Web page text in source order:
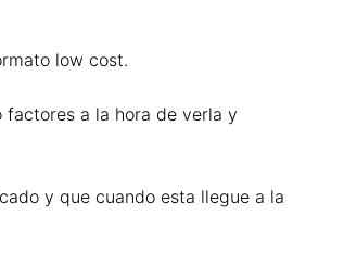
low cost.
factores a la hora de verla y
y que cuando esta llegue a la